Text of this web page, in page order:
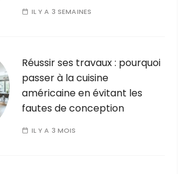
IL Y A 3 SEMAINES
Réussir ses travaux : pourquoi
passer à la cuisine
américaine en évitant les
fautes de conception
IL Y A 3 MOIS